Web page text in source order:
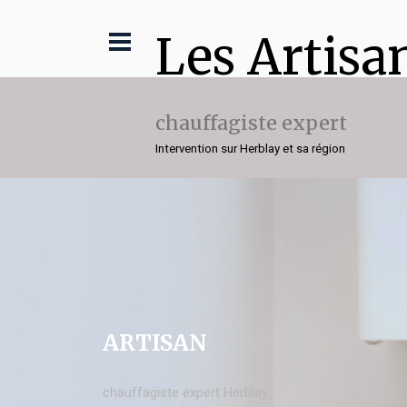
Les
chauffagiste expert
Intervention sur Herblay et sa région
ARTISAN
chauffagiste expert Herblay